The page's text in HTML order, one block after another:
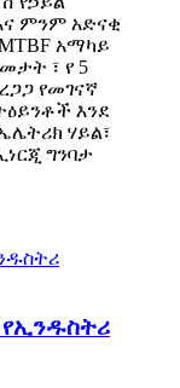
ምንም አድናቂ
አማካይ
፣ የ 5
የመገናኛ
እንደ
ሃይል፣
ግንባታ
የኢንዱስትሪ